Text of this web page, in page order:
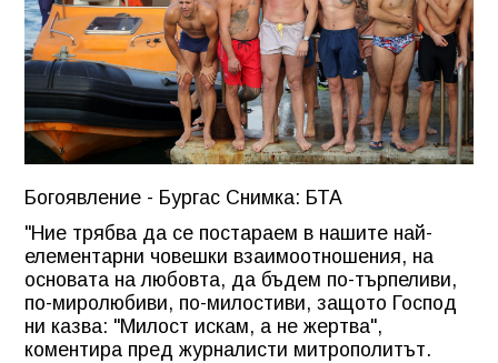
Богоявление - Бургас Снимка: БТА
"Ние трябва да се постараем в нашите най-
елементарни човешки взаимоотношения, на
основата на любовта, да бъдем по-търпеливи,
по-миролюбиви, по-милостиви, защото Господ
ни казва: "Милост искам, а не жертва",
коментира пред журналисти митрополитът.